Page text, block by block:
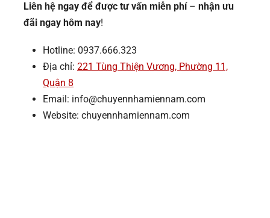
Liên hệ ngay để được tư vấn miễn phí – nhận ưu
đãi ngay hôm nay!
Hotline: 0937.666.323
Địa chỉ: 221 Tùng Thiện Vương, Phường 11,
Quận 8
Email: info@chuyennhamiennam.com
Website: chuyennhamiennam.com